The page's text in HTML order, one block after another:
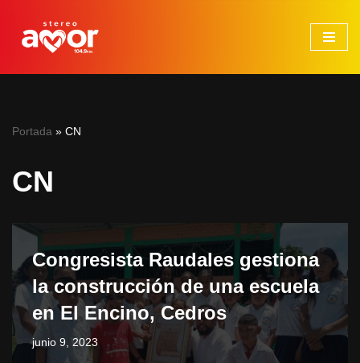
Saltar
Portada » CN
CN
Congresista Raudales gestiona
la construcción de una escuela
en El Encino, Cedros
junio 9, 2023